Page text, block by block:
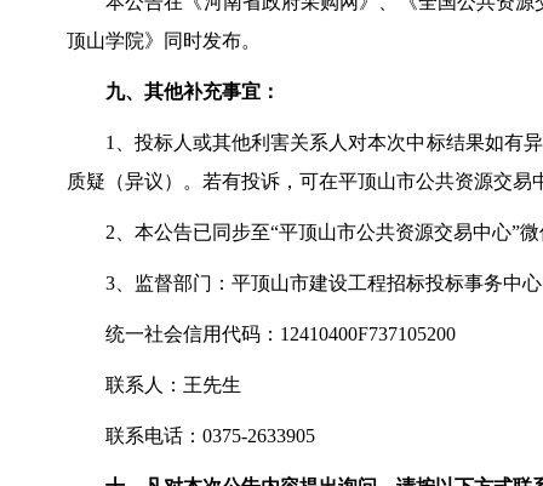
顶山学院》同时发布。
九、其他补充事宜：
1
、投标人或其他利害关系人对本次中标结果如有
质疑（异议）。若有投诉，可在平顶山市公共资源交
2 、本公告已同步至“平顶山市公共资源交易中心”
3 、监督部门：平顶山市建设工程招标投标事务中心
统一社会信用代码： 12410400F737105200
联系人：王先生
联系电话： 0375-2633905